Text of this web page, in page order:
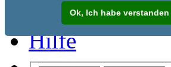
Ok, Ich habe verstanden
Registrieren
Hilfe